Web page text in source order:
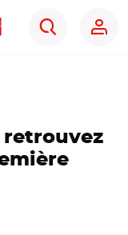
Rechercher
retrouvez